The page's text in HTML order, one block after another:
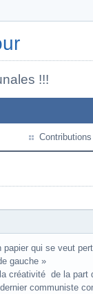
!!!
qui se veut
gauche »
créativité de la part
communiste